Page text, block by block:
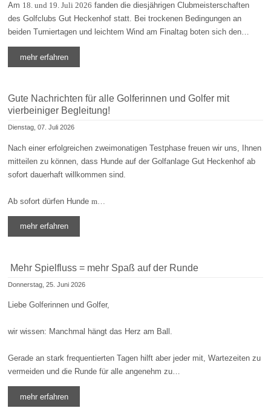
Am 18. und 19. Juli 2026 fanden die diesjährigen Clubmeisterschaften
des Golfclubs Gut Heckenhof statt. Bei trockenen Bedingungen an
beiden Turniertagen und leichtem Wind am Finaltag boten sich den…
mehr erfahren
Gute Nachrichten für alle Golferinnen und Golfer mit
vierbeiniger Begleitung!
Dienstag, 07. Juli 2026
Nach einer erfolgreichen zweimonatigen Testphase freuen wir uns, Ihnen
mitteilen zu können, dass Hunde auf der Golfanlage Gut Heckenhof ab
sofort dauerhaft willkommen sind.
Ab sofort dürfen Hundem…
mehr erfahren
Mehr Spielfluss = mehr Spaß auf der Runde
Donnerstag, 25. Juni 2026
Liebe Golferinnen und Golfer,
wir wissen: Manchmal hängt das Herz am Ball.
Gerade an stark frequentierten Tagen hilft aber jeder mit, Wartezeiten zu
vermeiden und die Runde für alle angenehm zu…
mehr erfahren